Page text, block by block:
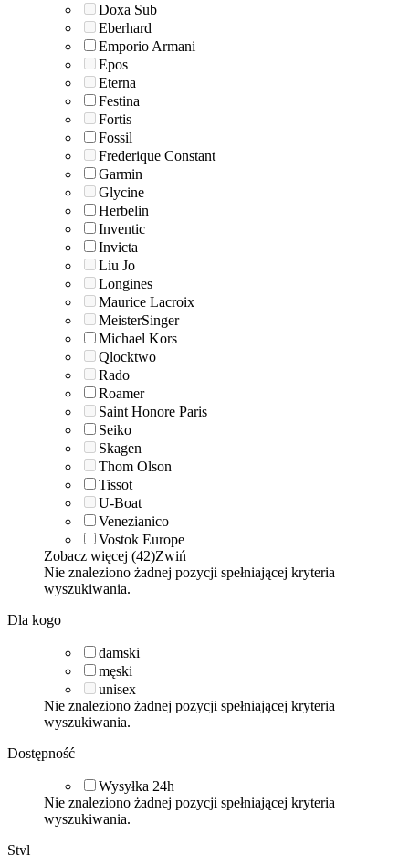
Doxa Sub
Eberhard
Emporio Armani
Epos
Eterna
Festina
Fortis
Fossil
Frederique Constant
Garmin
Glycine
Herbelin
Inventic
Invicta
Liu Jo
Longines
Maurice Lacroix
MeisterSinger
Michael Kors
Qlocktwo
Rado
Roamer
Saint Honore Paris
Seiko
Skagen
Thom Olson
Tissot
U-Boat
Venezianico
Vostok Europe
Zobacz więcej (42)Zwiń
Nie znaleziono żadnej pozycji spełniającej kryteria
wyszukiwania.
Dla kogo
damski
męski
unisex
Nie znaleziono żadnej pozycji spełniającej kryteria
wyszukiwania.
Dostępność
Wysyłka 24h
Nie znaleziono żadnej pozycji spełniającej kryteria
wyszukiwania.
Styl